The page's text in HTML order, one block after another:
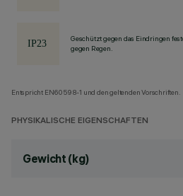
Geschützt gegen das Eindringen
gegen Regen.
Entspricht EN60598-1 und den geltenden Vorschriften.
PHYSIKALISCHE EIGENSCHAFTEN
Gewicht (kg)